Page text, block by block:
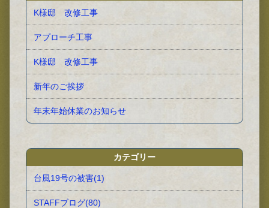
K様邸 改修工事
アプローチ工事
K様邸 改修工事
新年のご挨拶
年末年始休業のお知らせ
カテゴリー
台風19号の被害(1)
STAFFブログ(80)